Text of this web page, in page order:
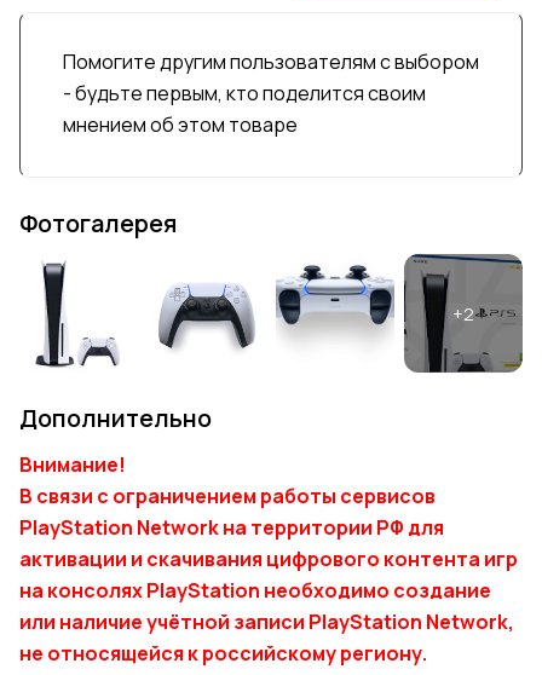
Помогите другим пользователям с выбором
- будьте первым, кто поделится своим
мнением об этом товаре
Фотогалерея
Дополнительно
Внимание!
В связи с ограничением работы сервисов
PlayStation Network на территории РФ для
активации и скачивания цифрового контента игр
на консолях PlayStation необходимо создание
или наличие учётной записи PlayStation Network,
не относящейся к российскому региону.